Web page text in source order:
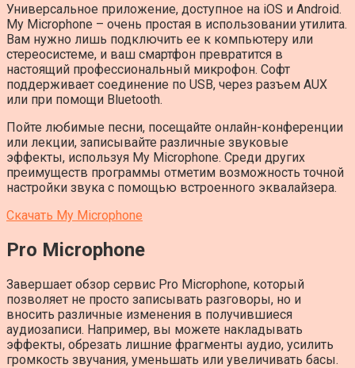
Универсальное приложение, доступное на iOS и Android.
My Microphone – очень простая в использовании утилита.
Вам нужно лишь подключить ее к компьютеру или
стереосистеме, и ваш смартфон превратится в
настоящий профессиональный микрофон. Софт
поддерживает соединение по USB, через разъем AUX
или при помощи Bluetooth.
Пойте любимые песни, посещайте онлайн-конференции
или лекции, записывайте различные звуковые
эффекты, используя My Microphone. Среди других
преимуществ программы отметим возможность точной
настройки звука с помощью встроенного эквалайзера.
Скачать My Microphone
Pro Microphone
Завершает обзор сервис Pro Microphone, который
позволяет не просто записывать разговоры, но и
вносить различные изменения в получившиеся
аудиозаписи. Например, вы можете накладывать
эффекты, обрезать лишние фрагменты аудио, усилить
громкость звучания, уменьшать или увеличивать басы.